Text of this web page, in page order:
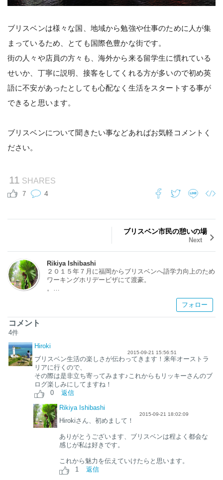
ブリスベンは様々な国、地域から勉強や仕事のために人が集
まっているため、とても国際色豊かな街です。
街の人々や店員の方々も、海外から来る留学生に慣れている
せいか、丁寧に説明、接客をしてくれる方が多いので初め英
語に不安があったとしても心配なく生活をスタートする事が
できると思います。
ブリスベンについて聞きたい事などあればお気軽コメントく
ださい。
11 SHARES
7 4
ブリスベン市民の憩いの場
Next
Rikiya Ishibashi
２０１５年７月に福岡からブリスベンへ語学力向上のため
ワーキングホリデービザにて渡豪。
。
趣味は、旅行と写真。週末は自然や街並、人々の生活を撮
影しながらオーストラリアの生活を満喫しています。
ってまわる予定です。
英語力0、年齢制限もぎりぎりからの海外生活。そんな私
からの目線で、ブリスベンの新しい発見をお届けできれば
と思います。
フォロー
コメント
4件
Hiroki
2015-09-21 15:56:51
ブリスベン生活の楽しさが伝わってきます！来年オーストラ
リアに行くので、
その際は是非立ち寄ってみます♪これからもリッキーさんのブ
ログ楽しみにしてますね！
0
返信
Rikiya Ishibashi
2015-09-21 18:02:09
Hirokiさん、初めまして！
ありがとうございます、ブリスベンは程よく都会な
感じが私は好きです。
これから魅力を伝えていけたらと思います。
1
返信